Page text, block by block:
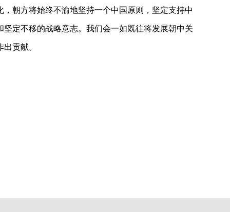
朝方将始终不渝地坚持一个中国原则，坚定支持中
定不移的战略意志。我们会一如既往将发展朝中关
贡献。